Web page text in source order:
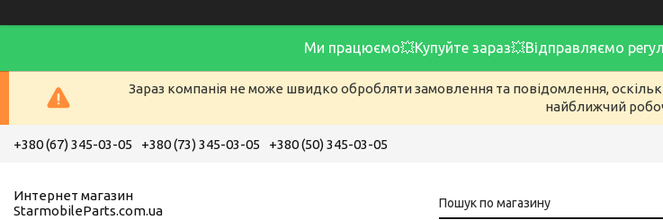
Ми працюємо💥Купуйте зараз💥Відправляємо
Зараз компанія не може швидко обробляти замовлення та повідомлення,
найближчий
+380 (67) 345-03-05 +380 (73) 345-03-05 +380 (50) 345-03-05
Интернет магазин
StarmobileParts.com.ua